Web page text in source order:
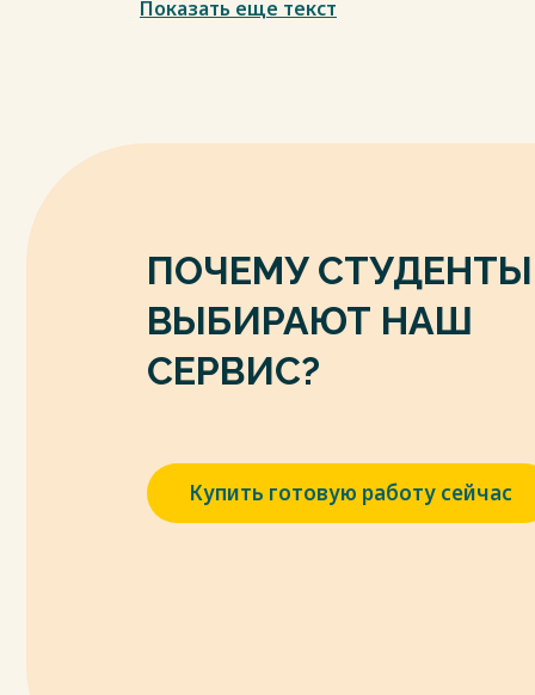
А. Самородов, Б. И. Герасимов, А. В.
Показать еще текст
ПОЧЕМУ СТУДЕНТЫ
ВЫБИРАЮТ НАШ
СЕРВИС?
Купить готовую работу сейчас